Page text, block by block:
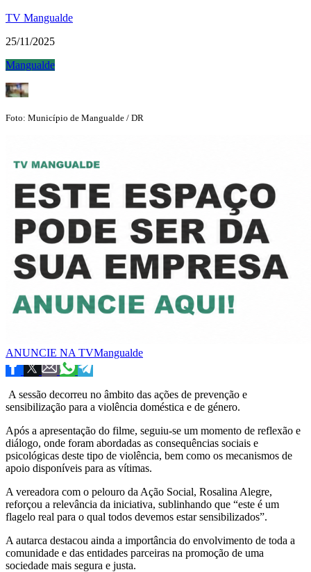
TV Mangualde
25/11/2025
Mangualde
Foto: Município de Mangualde / DR
ANUNCIE NA TVMangualde
A sessão decorreu no âmbito das ações de prevenção e
sensibilização para a violência doméstica e de género.
Após a apresentação do filme, seguiu-se um momento de reflexão e
diálogo, onde foram abordadas as consequências sociais e
psicológicas deste tipo de violência, bem como os mecanismos de
apoio disponíveis para as vítimas.
A vereadora com o pelouro da Ação Social, Rosalina Alegre,
reforçou a relevância da iniciativa, sublinhando que “este é um
flagelo real para o qual todos devemos estar sensibilizados”.
A autarca destacou ainda a importância do envolvimento de toda a
comunidade e das entidades parceiras na promoção de uma
sociedade mais segura e justa.